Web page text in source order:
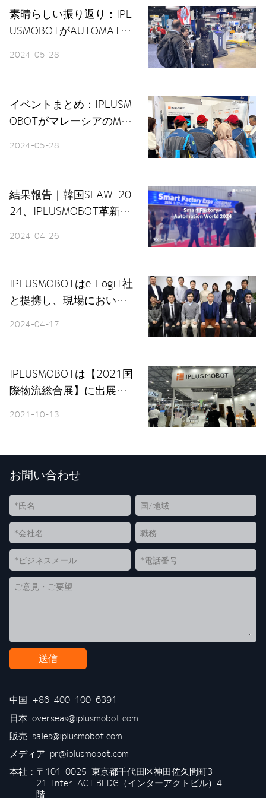
素晴らしい振り返り：IPL
USMOBOTがAUTOMATE
2024-05-28
イベントまとめ：IPLUSM
OBOTがマレーシアのME
2024-05-28
結果報告｜韓国SFAW 20
24、IPLUSMOBOT革新技
2024-04-26
IPLUSMOBOTはe-LogiT社
と提携し、現場において
2024-04-17
IPLUSMOBOTは【2021国
際物流総合展】に出展、
2021-10-13
お問い合わせ
送信
中国 +86 400 100 6391
日本 overseas@iplusmobot.com
販売 sales@iplusmobot.com
メディア pr@iplusmobot.com
本社： 〒101-0025 東京都千代田区神田佐久間町3-
21 Inter ACT.BLDG（インターアクトビル）4
階